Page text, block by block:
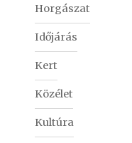
Horgászat
Időjárás
Kert
Közélet
Kultúra